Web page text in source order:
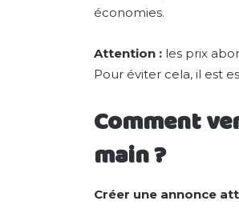
économies.
Attention : les prix
Pour éviter cela, il est
Comment
main ?
Créer une annonce